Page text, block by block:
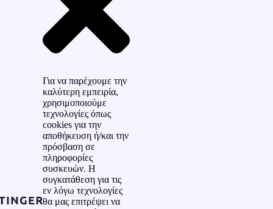
Για να παρέχουμε την
καλύτερη εμπειρία,
χρησιμοποιούμε
τεχνολογίες όπως
cookies για την
αποθήκευση ή/και την
πρόσβαση σε
πληροφορίες
συσκευών. Η
συγκατάθεση για τις
εν λόγω τεχνολογίες
θα μας επιτρέψει να